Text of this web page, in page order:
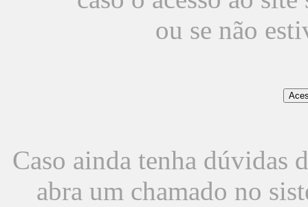
ou se não
Caso ainda tenha dúvidas
abra um chamado no